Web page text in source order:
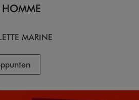
MARINE